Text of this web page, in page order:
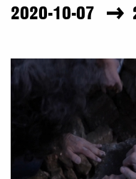
2020-10-07